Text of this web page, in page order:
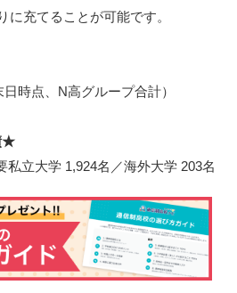
に充てることが可能です。
時点、N高グループ合計）
★
立大学 1,924名／海外大学 203名